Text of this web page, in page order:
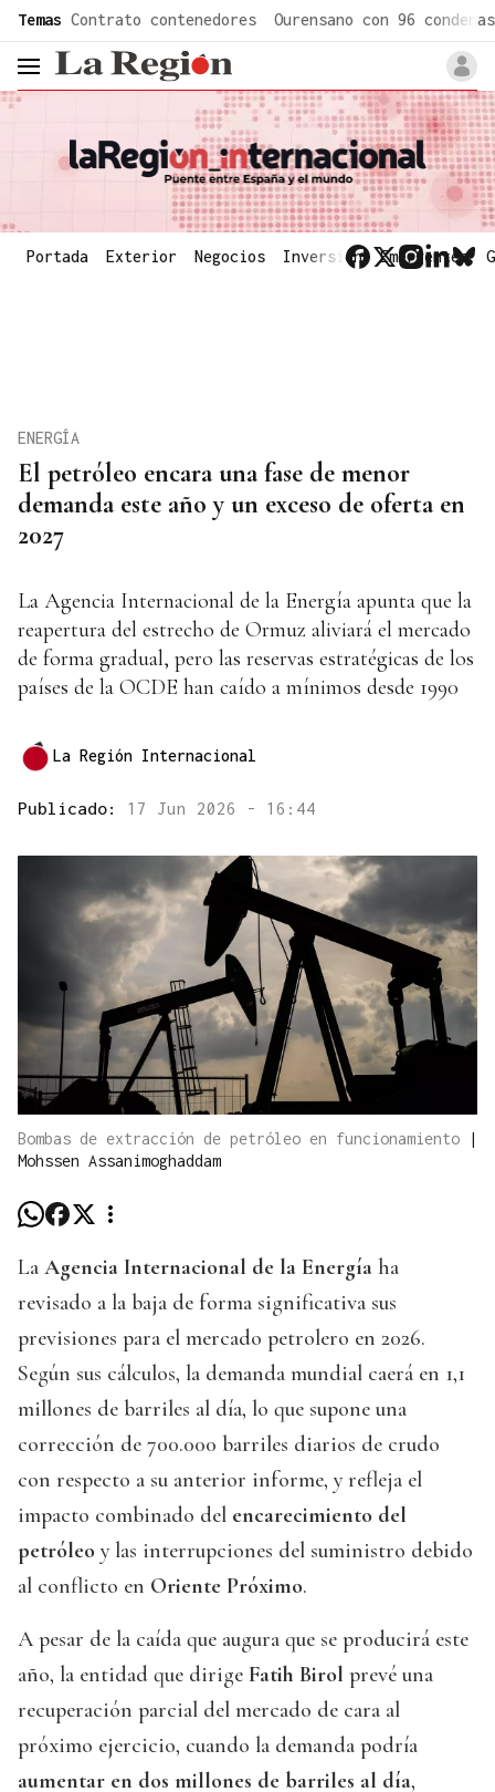
Temas Contrato contenedores Ourensano con 96 condenas
header.menu.open
Portada Exterior Negocios Inversión Emergentes
El petróleo encara una fase de menor
demanda este año y un exceso de oferta en
2027
ENERGÍA
La Agencia Internacional de la Energía apunta que la
reapertura del estrecho de Ormuz aliviará el mercado
de forma gradual, pero las reservas estratégicas de los
países de la OCDE han caído a mínimos desde 1990
La Región Internacional
Publicado: 17 Jun 2026 - 16:44
Bombas de extracción de petróleo en funcionamiento
|
Mohssen Assanimoghaddam
La Agencia Internacional de la Energía ha
revisado a la baja de forma significativa sus
previsiones para el mercado petrolero en 2026.
Según sus cálculos, la demanda mundial caerá en 1,1
millones de barriles al día, lo que supone una
corrección de 700.000 barriles diarios de crudo
con respecto a su anterior informe, y refleja el
impacto combinado del encarecimiento del
petróleo y las interrupciones del suministro debido
al conflicto en Oriente Próximo.
A pesar de la caída que augura que se producirá este
año, la entidad que dirige Fatih Birol prevé una
recuperación parcial del mercado de cara al
próximo ejercicio, cuando la demanda podría
aumentar en dos millones de barriles al día,